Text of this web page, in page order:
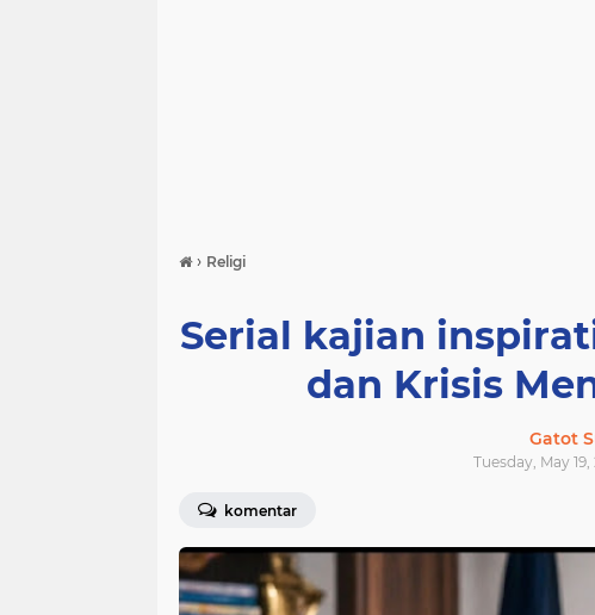
› Religi
Serial kajian
dan Krisis
Gatot
Tuesday, May
komentar